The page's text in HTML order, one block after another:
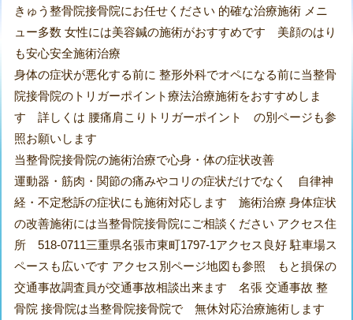
きゅう整骨院接骨院にお任せください 的確な治療施術 メニ
ュー多数 女性には美容鍼の施術がおすすめです 美顔のはり
も安心安全施術治療
身体の症状が悪化する前に 整形外科でオペになる前に当整骨
院接骨院のトリガーポイント療法治療施術をおすすめしま
す 詳しくは 腰痛肩こりトリガーポイント の別ページも参
照お願いします
当整骨院接骨院の施術治療で心身・体の症状改善
運動器・筋肉・関節の痛みやコリの症状だけでなく 自律神
経・不定愁訴の症状にも施術対応します 施術治療 身体症状
の改善施術には当整骨院接骨院にご相談ください アクセス住
所 518-0711三重県名張市東町1797-1アクセス良好 駐車場ス
ペースも広いです アクセス別ページ地図も参照 もと損保の
交通事故調査員が交通事故相談出来ます 名張 交通事故 整
骨院 接骨院は当整骨院接骨院で 無休対応治療施術します